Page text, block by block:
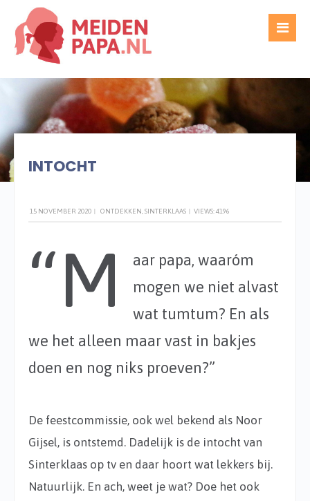
INTOCHT
15 NOVEMBER 2020 | ONTDEKKEN SINTERKLAAS | VIEWS: 4196
“M
aar papa, waaróm
mogen we niet alvast
wat tumtum? En als
we het alleen maar vast in bakjes
doen en nog niks proeven?”
De feestcommissie, ook wel bekend als Noor
Gijsel, is ontstemd. Dadelijk is de intocht van
Sinterklaas op tv en daar hoort wat lekkers bij.
Natuurlijk. En ach, weet je wat? Doe het ook